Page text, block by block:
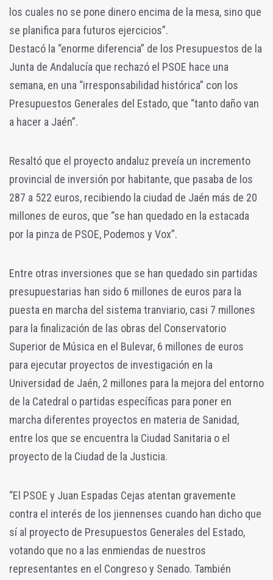
los cuales no se pone dinero encima de la mesa, sino que
se planifica para futuros ejercicios”.
Destacó la “enorme diferencia” de los Presupuestos de la
Junta de Andalucía que rechazó el PSOE hace una
semana, en una “irresponsabilidad histórica” con los
Presupuestos Generales del Estado, que “tanto daño van
a hacer a Jaén”.
Resaltó que el proyecto andaluz preveía un incremento
provincial de inversión por habitante, que pasaba de los
287 a 522 euros, recibiendo la ciudad de Jaén más de 20
millones de euros, que “se han quedado en la estacada
por la pinza de PSOE, Podemos y Vox”.
Entre otras inversiones que se han quedado sin partidas
presupuestarias han sido 6 millones de euros para la
puesta en marcha del sistema tranviario, casi 7 millones
para la finalización de las obras del Conservatorio
Superior de Música en el Bulevar, 6 millones de euros
para ejecutar proyectos de investigación en la
Universidad de Jaén, 2 millones para la mejora del entorno
de la Catedral o partidas específicas para poner en
marcha diferentes proyectos en materia de Sanidad,
entre los que se encuentra la Ciudad Sanitaria o el
proyecto de la Ciudad de la Justicia.
“El PSOE y Juan Espadas Cejas atentan gravemente
contra el interés de los jiennenses cuando han dicho que
sí al proyecto de Presupuestos Generales del Estado,
votando que no a las enmiendas de nuestros
representantes en el Congreso y Senado. También